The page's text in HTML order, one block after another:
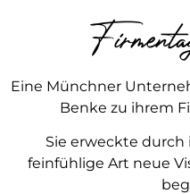
Eine Münchner
Benke zu ihrem
Sie erweckte
feinfühlige Art neue